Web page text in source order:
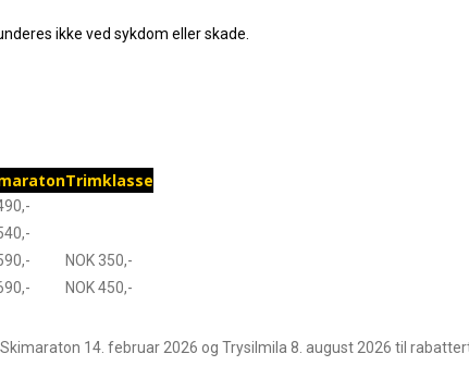
ikke ved sykdom eller skade.
Trimklasse
NOK 350,-
NOK 450,-
14. februar 2026 og Trysilmila 8. august 2026 til